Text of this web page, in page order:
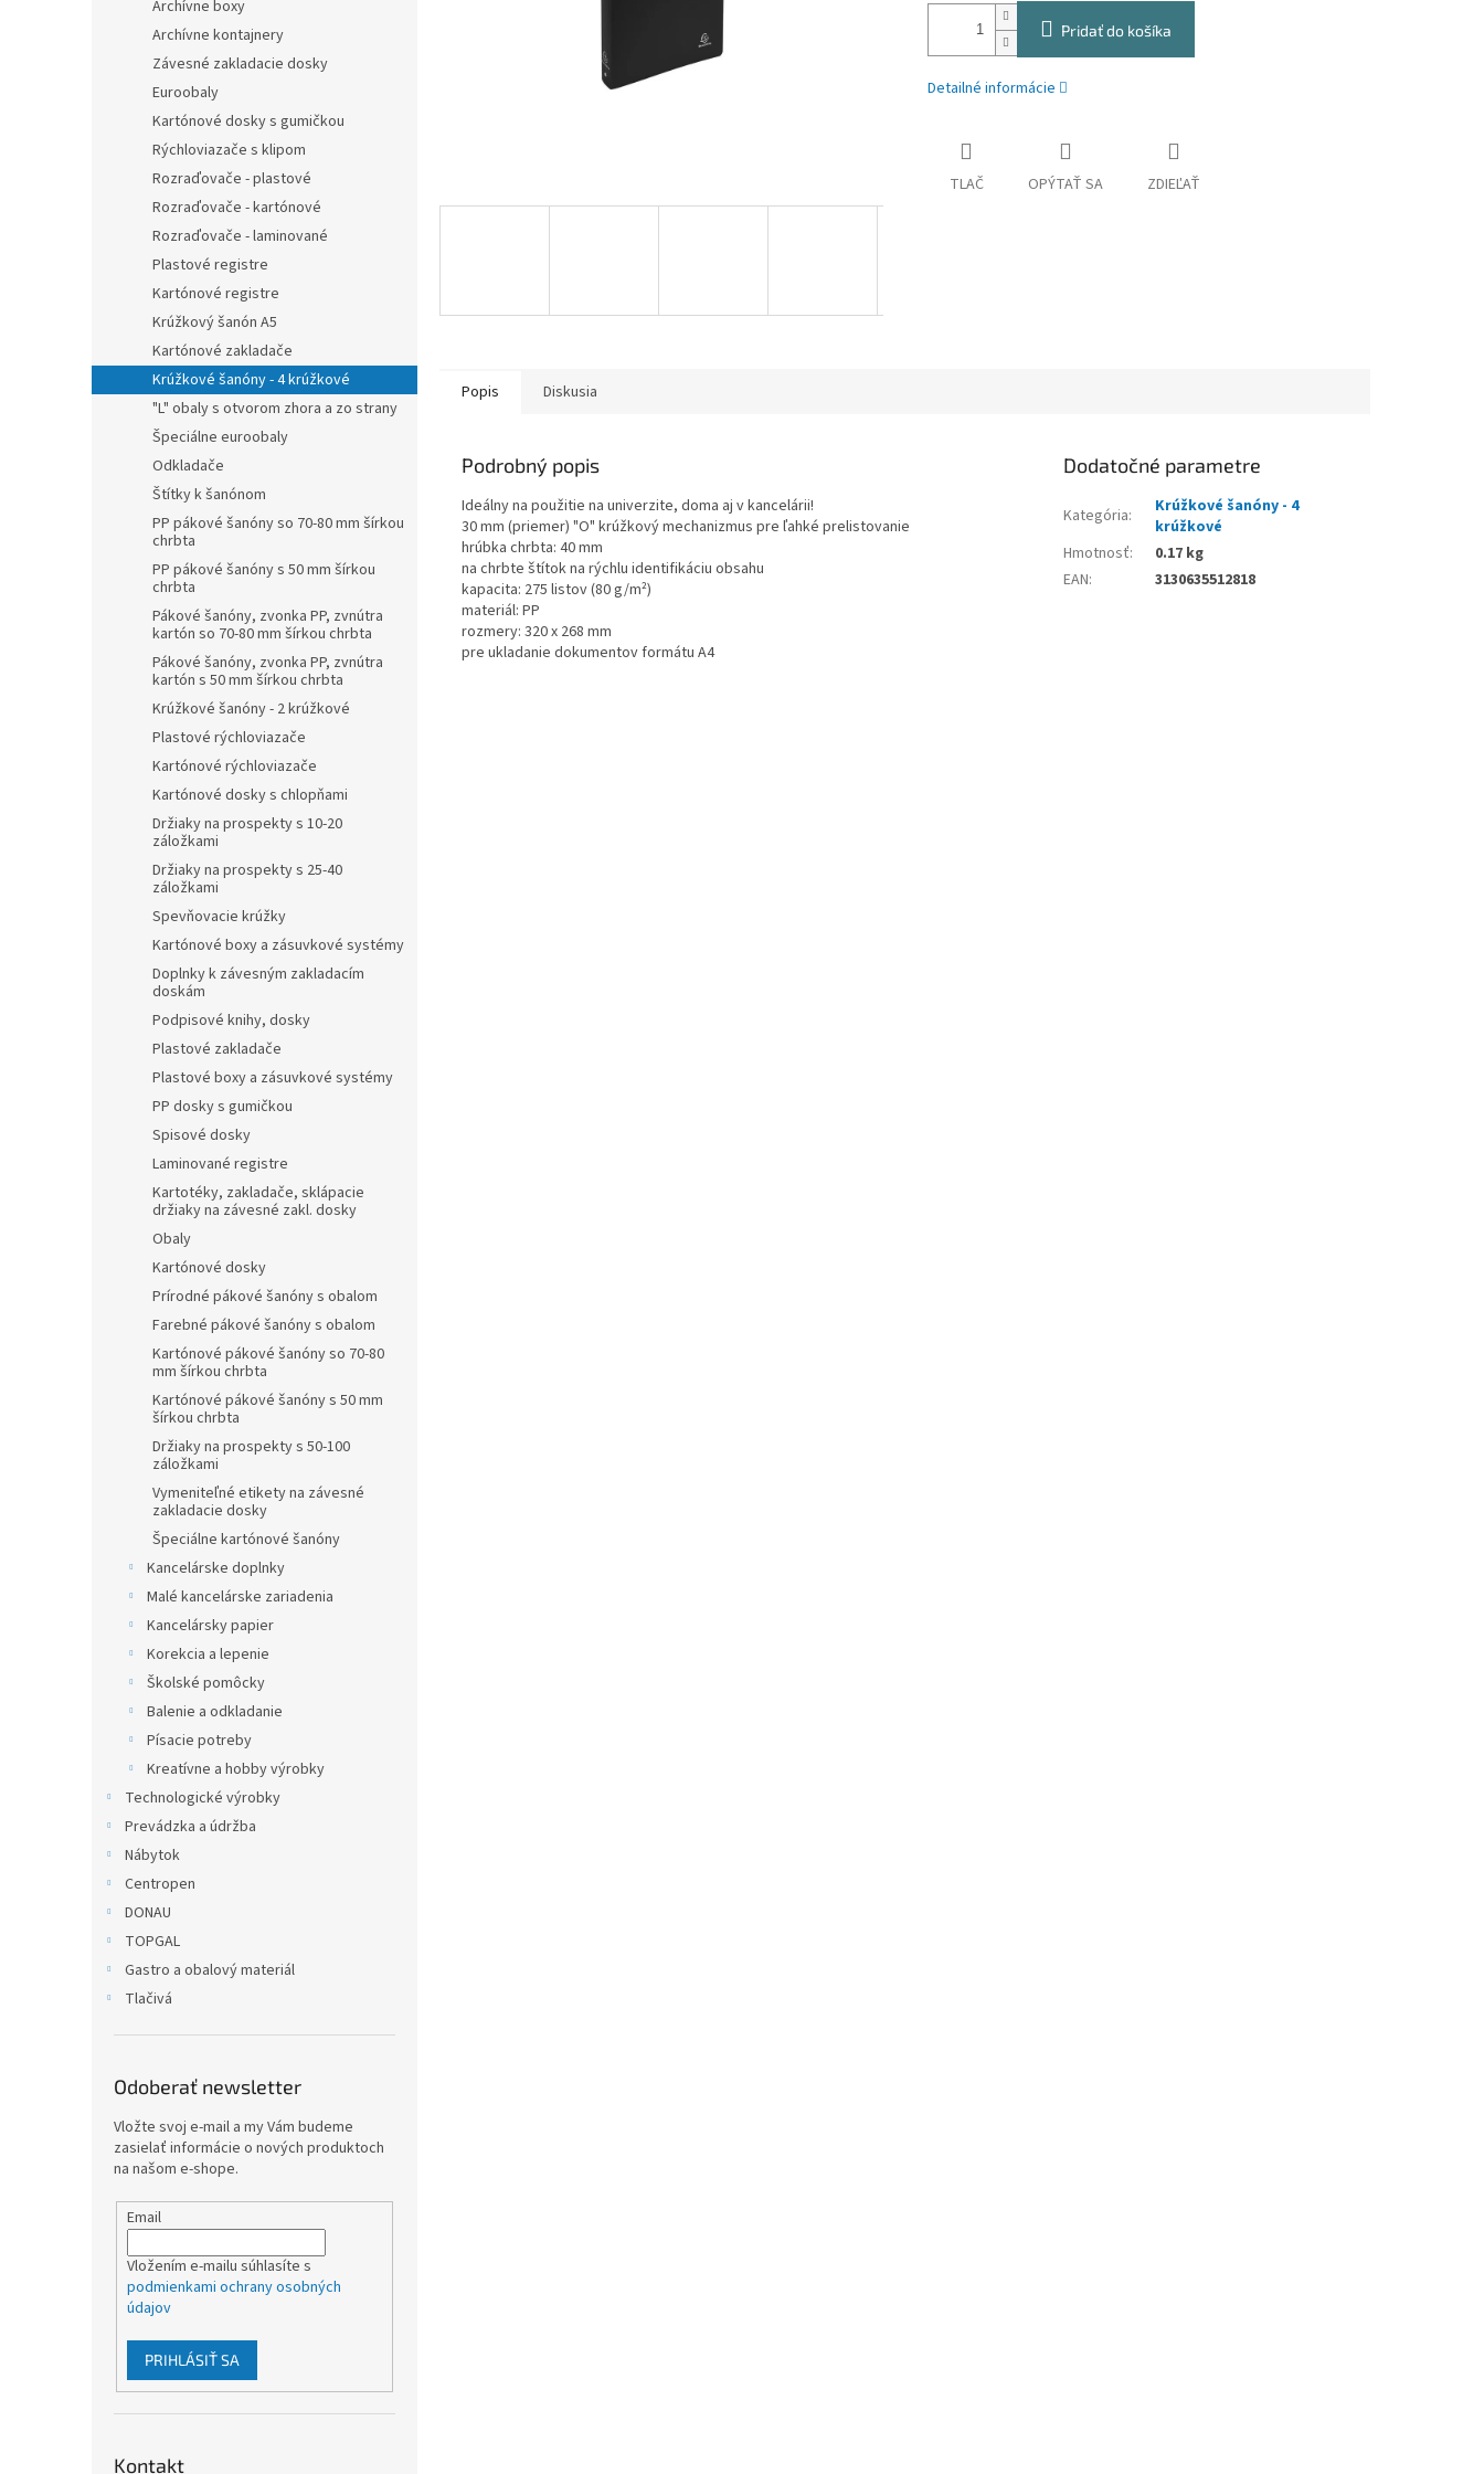
Archívne boxy
Archívne kontajnery
Závesné zakladacie dosky
Euroobaly
Kartónové dosky s gumičkou
Rýchloviazače s klipom
Rozraďovače - plastové
Rozraďovače - kartónové
Rozraďovače - laminované
Plastové registre
Kartónové registre
Krúžkový šanón A5
Kartónové zakladače
Krúžkové šanóny - 4 krúžkové
"L" obaly s otvorom zhora a zo strany
Špeciálne euroobaly
Odkladače
Štítky k šanónom
PP pákové šanóny so 70-80 mm šírkou
chrbta
PP pákové šanóny s 50 mm šírkou
chrbta
Pákové šanóny, zvonka PP, zvnútra
kartón so 70-80 mm šírkou chrbta
Pákové šanóny, zvonka PP, zvnútra
kartón s 50 mm šírkou chrbta
Krúžkové šanóny - 2 krúžkové
Plastové rýchloviazače
Kartónové rýchloviazače
Kartónové dosky s chlopňami
Držiaky na prospekty s 10-20
záložkami
Držiaky na prospekty s 25-40
záložkami
Spevňovacie krúžky
Kartónové boxy a zásuvkové systémy
Doplnky k závesným zakladacím
doskám
Podpisové knihy, dosky
Plastové zakladače
Plastové boxy a zásuvkové systémy
PP dosky s gumičkou
Spisové dosky
Laminované registre
Kartotéky, zakladače, sklápacie
držiaky na závesné zakl. dosky
Obaly
Kartónové dosky
Prírodné pákové šanóny s obalom
Farebné pákové šanóny s obalom
Kartónové pákové šanóny so 70-80
mm šírkou chrbta
Kartónové pákové šanóny s 50 mm
šírkou chrbta
Držiaky na prospekty s 50-100
záložkami
Vymeniteľné etikety na závesné
zakladacie dosky
Špeciálne kartónové šanóny
Kancelárske doplnky
Malé kancelárske zariadenia
Kancelársky papier
Korekcia a lepenie
Školské pomôcky
Balenie a odkladanie
Písacie potreby
Kreatívne a hobby výrobky
Technologické výrobky
Prevádzka a údržba
Nábytok
Centropen
DONAU
TOPGAL
Gastro a obalový materiál
Tlačivá
Odoberať newsletter
Vložte svoj e-mail a my Vám budeme
zasielať informácie o nových produktoch
na našom e-shope.
Email
Vložením e-mailu súhlasíte s
podmienkami ochrany osobných
údajov
PRIHLÁSIŤ SA
Kontakt
Pridať do košíka
Detailné informácie
TLAČ OPÝTAŤ SA ZDIEĽAŤ
Popis Diskusia
Podrobný popis
Ideálny na použitie na univerzite, doma aj v kancelárii!
30 mm (priemer) "O" krúžkový mechanizmus pre ľahké prelistovanie
hrúbka chrbta: 40 mm
na chrbte štítok na rýchlu identifikáciu obsahu
kapacita: 275 listov (80 g/m²)
materiál: PP
rozmery: 320 x 268 mm
pre ukladanie dokumentov formátu A4
Dodatočné parametre
Kategória:
Krúžkové šanóny - 4
krúžkové
Hmotnosť:
0.17 kg
EAN: 3130635512818